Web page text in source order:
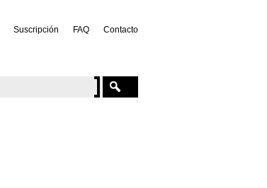
Suscripción FAQ Contacto